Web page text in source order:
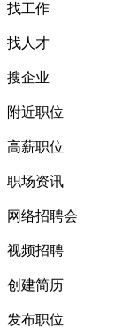
找工作
找人才
搜企业
附近职位
高薪职位
职场资讯
网络招聘会
视频招聘
创建简历
发布职位